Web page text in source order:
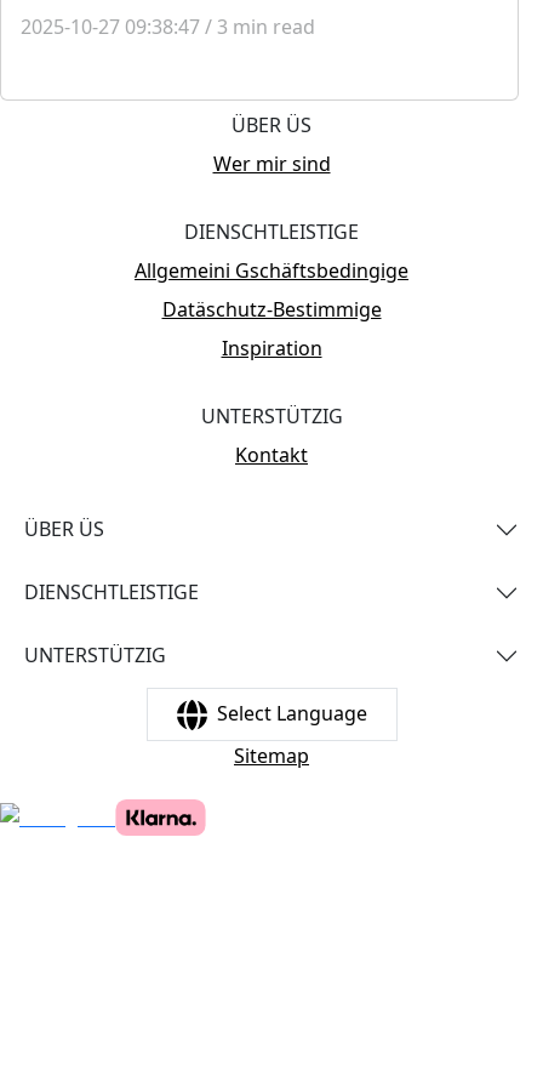
2025-10-27 09:38:47/3 min read
ÜBER ÜS
Wer mir sind
DIENSCHTLEISTIGE
Allgemeini Gschäftsbedingige
Datäschutz-Bestimmige
Inspiration
UNTERSTÜTZIG
Kontakt
ÜBER ÜS
DIENSCHTLEISTIGE
UNTERSTÜTZIG
Select Language
Sitemap